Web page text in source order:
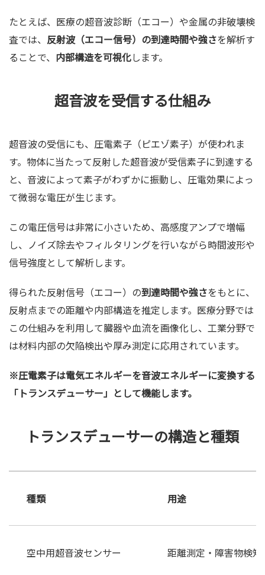
たとえば、医療の超音波診断（エコー）や金属の非破壊検
査では、 反射波（エコー信号）の到達時間や強さを解析す
ることで、 内部構造を可視化します。
超音波を受信する仕組み
超音波の受信にも、圧電素子（ピエゾ素子）が使われま
す。物体に当たって反射した超音波が受信素子に到達する
と、音波によって素子がわずかに振動し、圧電効果によっ
て微弱な電圧が生じます。
この電圧信号は非常に小さいため、高感度アンプで増幅
し、ノイズ除去やフィルタリングを行いながら時間波形や
信号強度として解析します。
得られた反射信号（エコー）の到達時間や強さをもとに、
反射点までの距離や内部構造を推定します。医療分野では
この仕組みを利用して臓器や血流を画像化し、工業分野で
は材料内部の欠陥検出や厚み測定に応用されています。
※圧電素子は電気エネルギーを音波エネルギーに変換する
「トランスデューサー」として機能します。
トランスデューサーの構造と種類
種類 用途
空中用超音波センサー 距離測定・障害物検知